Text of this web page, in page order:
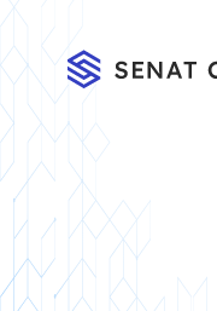
Главная/Каталог